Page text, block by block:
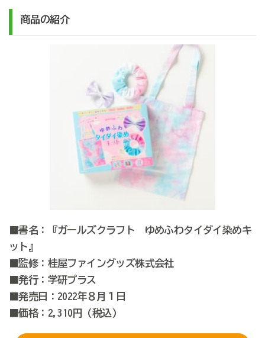
商品の紹介
■書名：『ガールズクラフト ゆめふわタイダイ染めキ
ット』
■監修： 桂屋ファイングッズ株式会社
■発行：学研プラス
■発売日：2022年８月１日
■価格： 2,310 円 (税込)